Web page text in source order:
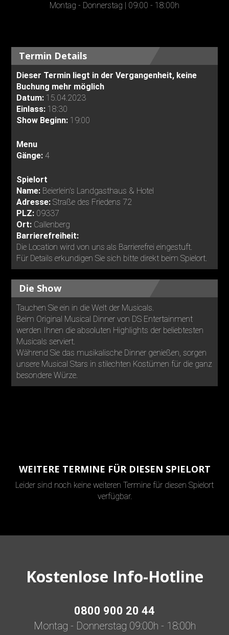
Montag - Donnerstag | 09:00 - 18:00h
Termin Details
Dieser Termin liegt in der Vergangenheit, keine
Buchung mehr möglich
Datum: 15.04.2023
Einlass: 18:30
Show Beginn: 19:00
Menu
Gänge: 4
Spielort
Name: Beierlein's Landgasthaus & Hotel
Adresse:Straße des Friedens 72
PLZ: 09337
Ort: Callenberg
Barrierefreiheit:
Die Location wird von uns als Barrierefrei eingestuft.
Für Details erkundigen Sie sich bitte direkt beim Spielort.
Die Show
Tauchen Sie ein in die Welt der Musicals.
Beim Original Musical Dinner von DS Entertainment
werden Ihnen die absoluten Highlights der beliebtesten
Musicals serviert.
Während Sie das musikalische Dinner genießen, sorgen
unsere Musical Stars in stilechten Kostümen für die ganz
besondere Würze.
WEITERE TERMINE FÜR DIESEN SPIELORT
Leider sind noch keine weiteren Termine für diesen Spielort
verfügbar.
Kostenlose Info-Hotline
0800 900 20 44
Montag - Donnerstag 09:00h - 18:00h